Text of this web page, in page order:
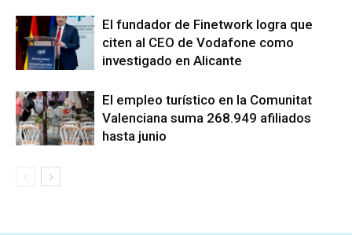
El fundador de Finetwork logra que
citen al CEO de Vodafone como
investigado en Alicante
El empleo turístico en la Comunitat
Valenciana suma 268.949 afiliados
hasta junio